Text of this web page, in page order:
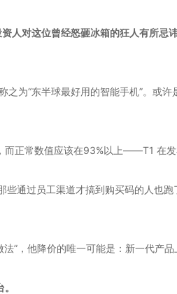
人对这位曾经怒砸冰箱的狂人有所忌
为“东半球最好用的智能手机”。或许
正常数值应该在93%以上——T1 在
通过员工渠道才搞到购买码的人也
”，他降价的唯一可能是：新一代产